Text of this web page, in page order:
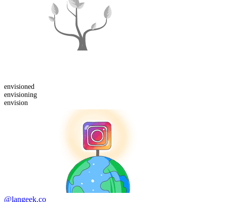
envisioned
envisioning
envision
@langeek.co